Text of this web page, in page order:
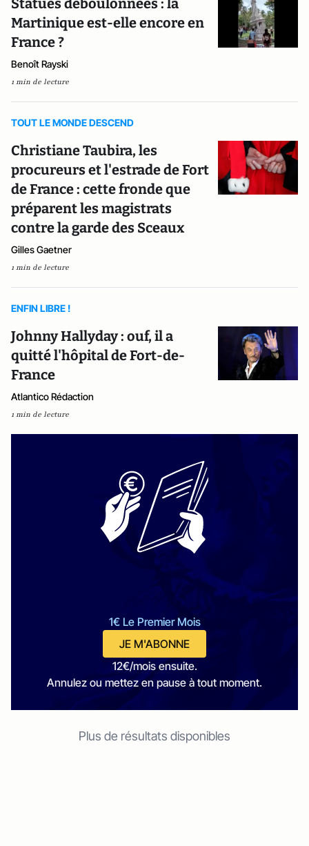
Statues déboulonnées : la
Martinique est-elle encore en
France ?
Benoît Rayski
1 min de lecture
TOUT LE MONDE DESCEND
Christiane Taubira, les
procureurs et l'estrade de Fort
de France : cette fronde que
préparent les magistrats
contre la garde des Sceaux
Gilles Gaetner
1 min de lecture
ENFIN LIBRE !
Johnny Hallyday : ouf, il a
quitté l'hôpital de Fort-de-
France
Atlantico Rédaction
1 min de lecture
1€ Le Premier Mois
JE M'ABONNE
12€/mois ensuite.
Annulez ou mettez en pause à tout moment.
Plus de résultats disponibles